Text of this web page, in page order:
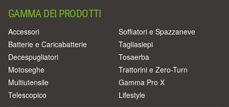
GAMMA DEI PRODOTTI
Accessori
Batterie e Caricabatterie
Decespugliatori
Motoseghe
Multiutensile
Telescopico
Soffiatori e Spazzaneve
Tagliasiepi
Tosaerba
Trattorini e Zero-Turn
Gamma Pro X
Lifestyle